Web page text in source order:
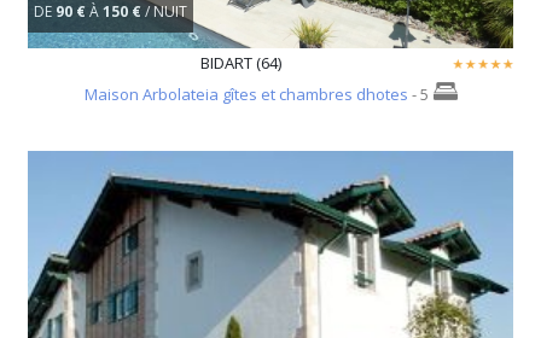
DE 90 €À150 €/ NUIT
BIDART (64)
Maison Arbolateia gîtes et chambres dhotes - 5